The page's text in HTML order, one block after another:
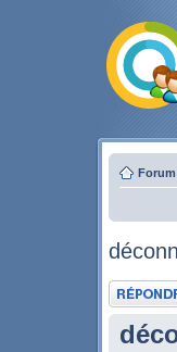
Publier une